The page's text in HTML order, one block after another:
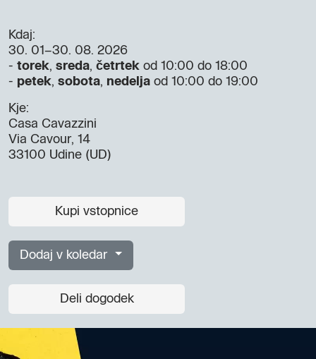
Kdaj:
30. 01–30. 08. 2026
- torek, sreda, četrtek od 10:00 do 18:00
- petek, sobota, nedelja od 10:00 do 19:00
Kje:
Casa Cavazzini
Via Cavour, 14
33100 Udine (UD)
Kupi vstopnice
Dodaj v koledar
Deli dogodek